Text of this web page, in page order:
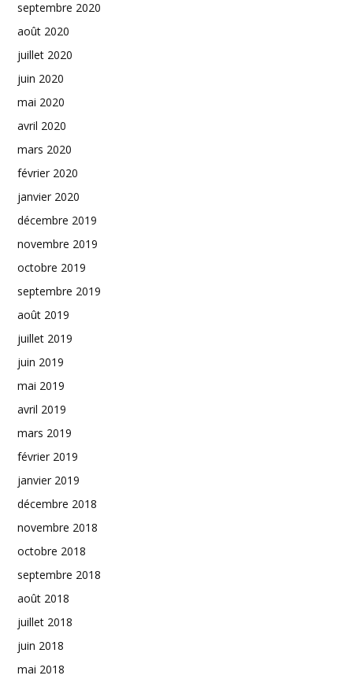
septembre 2020
août 2020
juillet 2020
juin 2020
mai 2020
avril 2020
mars 2020
février 2020
janvier 2020
décembre 2019
novembre 2019
octobre 2019
septembre 2019
août 2019
juillet 2019
juin 2019
mai 2019
avril 2019
mars 2019
février 2019
janvier 2019
décembre 2018
novembre 2018
octobre 2018
septembre 2018
août 2018
juillet 2018
juin 2018
mai 2018